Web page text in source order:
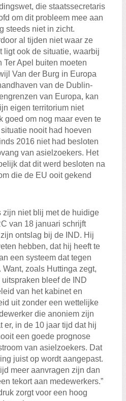
die staatssecretaris
om dit probleem mee aan
steeds niet in zicht.
al tijden niet waar ze
ligt ook de situatie, waarbij
Apel buiten moeten
Van der Burg in Europa
van de Dublin-
van Europa, kan
eigen territorium niet
goed om nog maar even te
nooit had hoeven
2016 niet had besloten
van asielzoekers. Het
dat dit werd besloten na
die de EU ooit gekend
zijn niet blij met de huidige
van 18 januari schrijft
ontslag bij de IND. Hij
hebben, dat hij heeft te
een systeem dat tegen
zoals Huttinga zegt,
bleef de IND
van het kabinet en
uit zonder een wettelijke
die anoniem zijn
er, in de 10 jaar tijd dat hij
een goede prognose
van asielzoekers. Dat
juist op wordt aangepast.
meer aanvragen zijn dan
tekort aan medewerkers.”
zorgt voor een hoog